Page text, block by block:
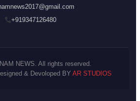
+919347126480
NEWS. All rights reserved.
& Devoloped BY AR STUDIOS